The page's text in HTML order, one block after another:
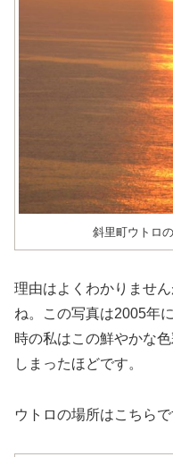
斜里町ウトロ
理由はよくわかりませ
ね。この写真は2005年
時の私はこの鮮やかな
しまったほどです。
ウトロの場所はこちらで